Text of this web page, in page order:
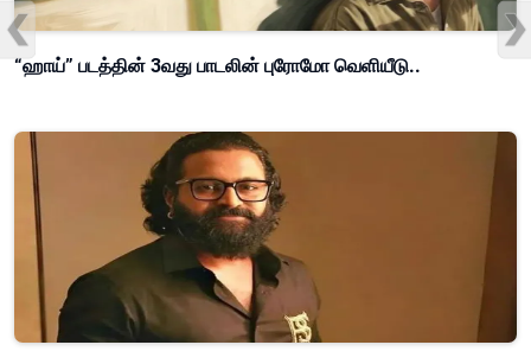
“ஹாய்” படத்தின் 3வது பாடலின் புரோமோ வெளியீடு..